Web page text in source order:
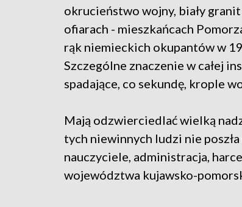
okrucieństwo wojny, biały
ofiarach - mieszkańcach
rąk niemieckich okupantów w
Szczególne znaczenie w całej
spadające, co sekundę, krople
Mają odzwierciedlać wielką
tych niewinnych ludzi nie
nauczyciele, administracja,
województwa kujawsko-